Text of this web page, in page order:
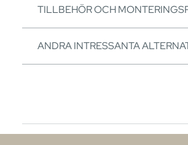
TILLBEHÖR OCH
ANDRA INTRESSANTA